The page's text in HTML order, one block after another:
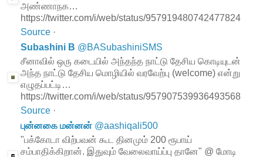
அண்ணாநக…
https://twitter.com/i/web/status/957919480742477824
Source ·
Subashini B @BASubashiniSMS
சீனாவில் ஒரு கடையில் அந்தந்த நாட்டு தேசிய கொடியுடன்
அந்த நாட்டு தேசிய மொழியில் வரவேற்பு (welcome) என்று
எழுதப்பட்டி…
https://twitter.com/i/web/status/957907539936493568
Source ·
புன்னகை மன்னன் @aashiqali500
"பக்கோடா விற்பவன் கூட தினமும் 200 ரூபாய்
சம்பாதிக்கிறான். இதுவும் வேலைவாய்ப்பு தானே" @ மோடி